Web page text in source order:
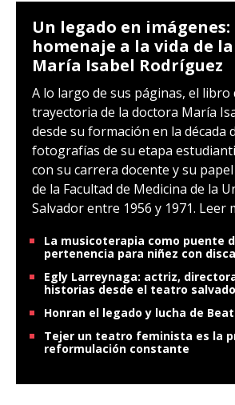
Un legado en
homenaje a la vida de
María Isabel Rodríguez
A lo largo de sus páginas, el libro
trayectoria de la doctora María
desde su formación en la década
fotografías de su etapa
con su carrera docente y su
de la Facultad de Medicina de la
Salvador entre 1956 y 1971. Leer
La musicoterapia como puente
pertenencia para niñez con
Egly Larreynaga: actriz,
historias desde el teatro
Honran el legado y lucha de
Tejer un teatro feminista es la
reformulación constante